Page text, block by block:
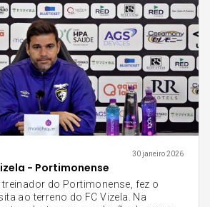
30 janeiro 2026
- Portimonense
do Portimonense, fez o
ao terreno do FC Vizela. Na